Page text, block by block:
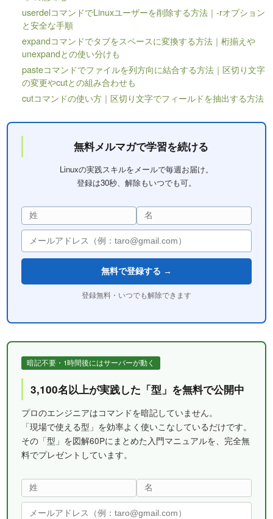
userdelコマンドでLinuxユーザーを削除する方法｜-rオプション
と安全な手順
expandコマンドでタブをスペースに変換する方法｜桁揃えや
unexpandとの使い分けも
pasteコマンドでファイルを列方向に結合する方法｜区切り文字
の変更やcutとの組み合わせも
cutコマンドの使い方｜区切り文字でフィールドを抽出する方法
無料メルマガで学習を続ける
Linuxの実践スキルをメールで毎週お届け。
登録は30秒、解除もいつでも可。
無料で登録する →
登録無料・いつでも解除できます
暗記不要・1時間後にはサーバーが動く
3,100名以上が実践した「型」を無料で公開中
プロのエンジニアはコマンドを暗記していません。
「現場で使える型」を効率よく使いこなしているだけです。
その「型」を図解60Pにまとめた入門マニュアルを、完全無
料でプレゼントしています。